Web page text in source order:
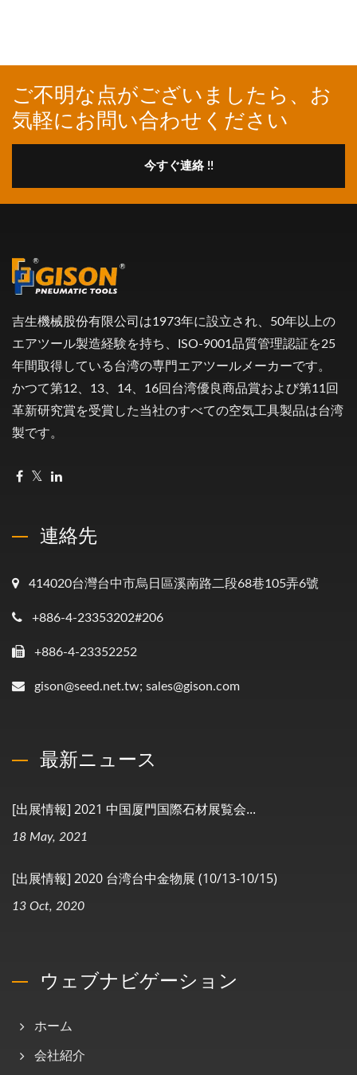
ご不明な点がございましたら、お
気軽にお問い合わせください
今すぐ連絡 !!
吉生機械股份有限公司は1973年に設立され、50年以上の
エアツール製造経験を持ち、ISO-9001品質管理認証を25
年間取得している台湾の専門エアツールメーカーです。
かつて第12、13、14、16回台湾優良商品賞および第11回
革新研究賞を受賞した当社のすべての空気工具製品は台湾
製です。
連絡先
414020台灣台中市烏日區溪南路二段68巷105弄6號
+886-4-23353202#206
+886-4-23352252
gison@seed.net.tw; sales@gison.com
最新ニュース
[出展情報] 2021 中国厦門国際石材展覧会...
18 May, 2021
[出展情報] 2020 台湾台中金物展 (10/13-10/15)
13 Oct, 2020
ウェブナビゲーション
ホーム
会社紹介